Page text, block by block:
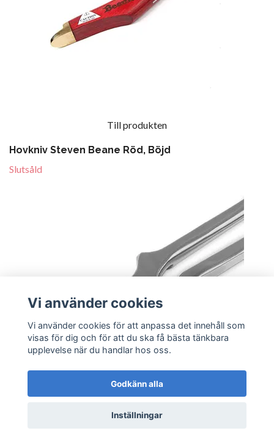
Till produkten
Hovkniv Steven Beane Röd, Böjd
Slutsåld
Lägg i korgen
Vi använder cookies
Vi använder cookies för att anpassa det innehåll som
visas för dig och för att du ska få bästa tänkbara
upplevelse när du handlar hos oss.
Godkänn alla
Inställningar